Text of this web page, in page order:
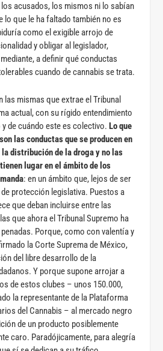
acusados, los mismos ni lo sabían
lo que le ha faltado también no es
como el exigible arrojo de
y obligar al legislador,
a definir qué conductas
cuando de cannabis se trata.
las mismas que extrae el Tribunal
actual, con su rígido entendimiento
y de cuándo este es colectivo.Lo que
las conductas que se producen en
distribución de la droga y no las
lugar en el ámbito de los
: en un ámbito que, lejos de ser
protección legislativa. Puestos a
que deban incluirse entre las
que ahora el Tribunal Supremo ha
Porque, como con valentía y
la Corte Suprema de México,
del libre desarrollo de la
Y porque supone arrojar a
de estos clubes – unos 150.000,
la representante de la Plataforma
del Cannabis – al mercado negro
de un producto posiblemente
caro. Paradójicamente, para alegría